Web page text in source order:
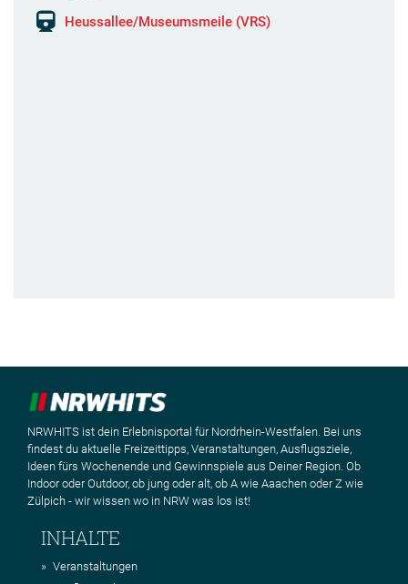
Heussallee/Museumsmeile (VRS)
NRWHITS ist dein Erlebnisportal für Nordrhein-Westfalen. Bei uns
findest du aktuelle Freizeittipps, Veranstaltungen, Ausflugsziele,
Ideen fürs Wochenende und Gewinnspiele aus Deiner Region. Ob
Indoor oder Outdoor, ob jung oder alt, ob A wie Aaachen oder Z wie
Zülpich - wir wissen wo in NRW was los ist!
INHALTE
Veranstaltungen